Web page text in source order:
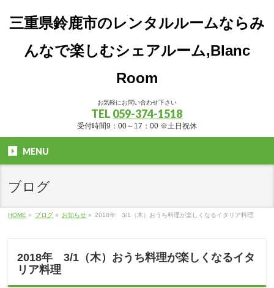
三重県鈴鹿市のレンタルルームならみ
んなで楽しむシェアルーム,Blanc
Room
お気軽にお問い合わせ下さい
TEL 059-374-1518
受付時間9：00～17：00 ※土日祝休
MENU
ブログ
HOME » ブログ » お知らせ » 2018年 3/1（木）おうち料理が楽しくなるイタリア料理
2018年 3/1（木）おうち料理が楽しくなるイタ
リア料理